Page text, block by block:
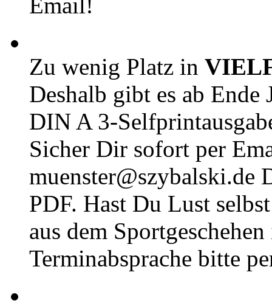
Zu wenig Platz in
Deshalb gibt es ab Ende
DIN A 3-
Sicher Dir sofort per
muenster@szybalski.de
PDF. Hast Du Lust
aus dem
Terminabsprache bitte